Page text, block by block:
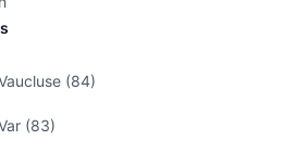
(84)
(83)